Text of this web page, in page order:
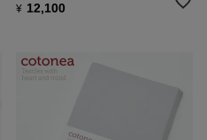
¥ 12,100